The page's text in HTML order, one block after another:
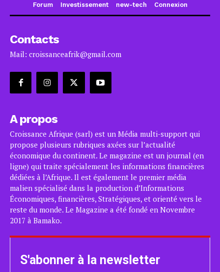
Forum Investissement new-tech Connexion
Contacts
Mail: croissanceafrik@gmail.com
A propos
Croissance Afrique (sarl) est un Média multi-support qui
propose plusieurs rubriques axées sur l’actualité
économique du continent. Le magazine est un journal (en
ligne) qui traite spécialement les informations financières
dédiées à l’Afrique. Il est également le premier média
malien spécialisé dans la production d’Informations
Économiques, financières, Stratégiques, et orienté vers le
reste du monde. Le Magazine a été fondé en Novembre
2017 à Bamako.
S'abonner à la newsletter